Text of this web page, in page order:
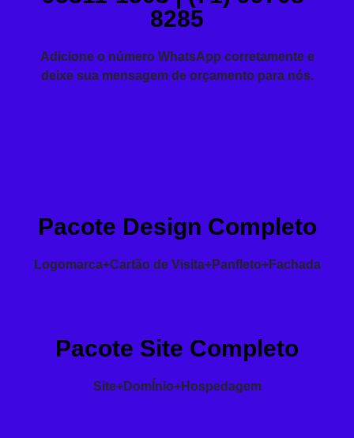
8285
Adicione o número WhatsApp corretamente e
deixe sua mensagem de orçamento para nós.
Pacote Design Completo
Logomarca+Cartão de Visita+Panfleto+Fachada
Pacote Site Completo
Site+DomÍnio+Hospedagem